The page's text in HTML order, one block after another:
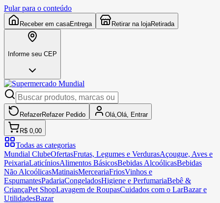
Pular para o conteúdo
Receber em casaEntrega Retirar na lojaRetirada
Informe seu CEP
RefazerRefazer Pedido Olá, Olá, Entrar
R$ 0,00
Todas as categorias
Mundial ClubeOfertasFrutas, Legumes e VerdurasAçougue, Aves e
PeixariaLaticíniosAlimentos BásicosBebidas AlcoólicasBebidas
Não AlcoólicasMatinaisMerceariaFriosVinhos e
EspumantesPadariaCongeladosHigiene e PerfumariaBebê &
CriançaPet ShopLavagem de RoupasCuidados com o LarBazar e
UtilidadesBazar